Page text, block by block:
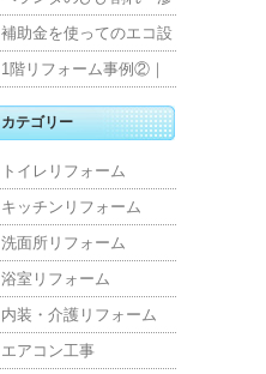
維持｜施工事例
みを解消！賃貸マンショ
ン防水工事
補助金を使ってのエコ設
備住宅リフォーム
1階リフォーム事例②｜
キッチン・床・収納を一
新し、扉新設で動線を整
えた全面改修
カテゴリー
トイレリフォーム
キッチンリフォーム
洗面所リフォーム
浴室リフォーム
内装・介護リフォーム
エアコン工事